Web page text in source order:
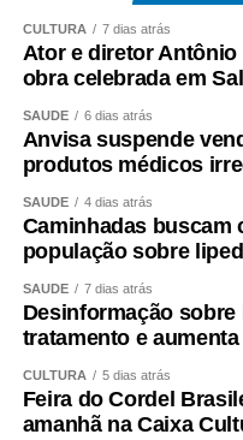
CULTURA 7 dias atrás
Ator e diretor Antônio
obra celebrada em
SAÚDE 6 dias atrás
Anvisa suspende
produtos médicos
SAÚDE 4 dias atrás
Caminhadas buscam
população sobre
SAÚDE 7 dias atrás
Desinformação sobre
tratamento e
CULTURA 5 dias atrás
Feira do Cordel
amanhã na Caixa